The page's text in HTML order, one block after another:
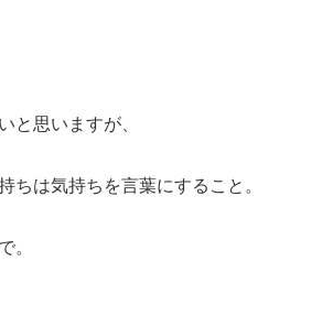
と思いますが、
ちは気持ちを言葉にすること。
。